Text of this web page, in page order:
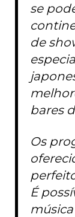
se
de
bares
Os
É